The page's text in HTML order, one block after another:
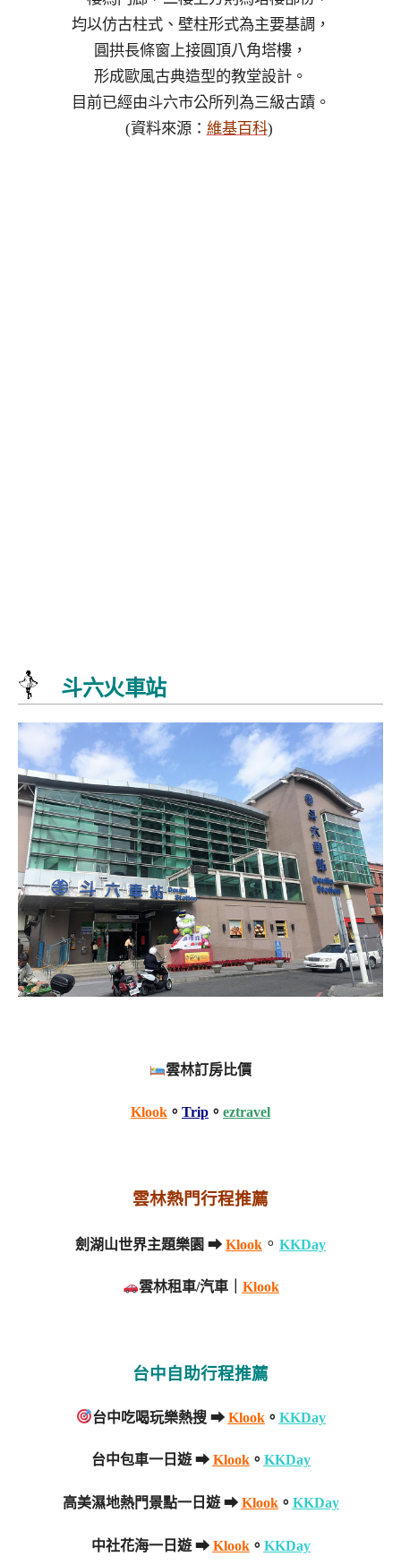
均以仿古柱式、壁柱形式為主要基調，
圓拱長條窗上接圓頂八角塔樓，
形成歐風古典造型的教堂設計。
目前已經由斗六市公所列為三級古蹟。
(資料來源： 維基百科)
斗六火車站
雲林訂房比價
Klook 。 Trip 。 eztravel
雲林熱門行程推薦
劍湖山世界主題樂園 ➡ Klook 。 KKDay
雲林租車/汽車｜ Klook
台中自助行程推薦
台中吃喝玩樂熱搜 ➡ Klook。 KKDay
台中包車一日遊➡ Klook。 KKDay
高美濕地熱門景點一日遊➡ Klook。 KKDay
中社花海一日遊➡ Klook。 KKDay